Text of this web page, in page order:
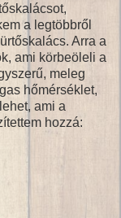
a legtöbbről
Arra a
ami körbeöleli a
meleg
hőmérséklet,
ami a
hozzá: